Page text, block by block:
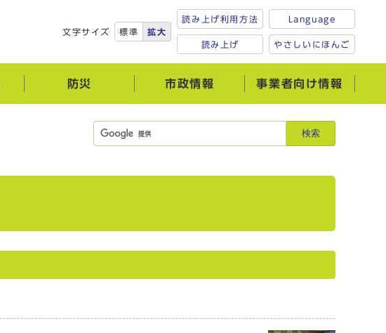
文字サイズ 標準 拡大
読み上げ利用方法
読み上げ
Language
やさしいにほんご
防災 市政情報 事業者向け情報
検索